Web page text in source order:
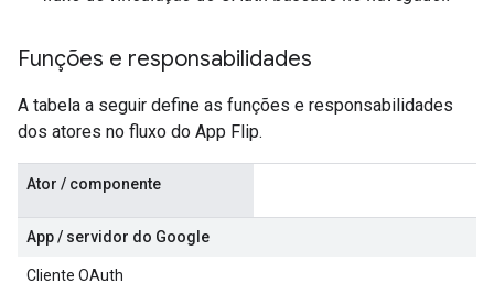
Funções e responsabilidades
A tabela a seguir define as funções e responsabilidades
dos atores no fluxo do App Flip.
Ator / componente
App / servidor do Google
Cliente OAuth